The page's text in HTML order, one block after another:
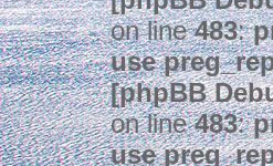
on line483:
use
[phpBB
on line483:
use